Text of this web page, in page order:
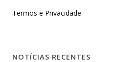
Termos e Privacidade
NOTÍCIAS RECENTES